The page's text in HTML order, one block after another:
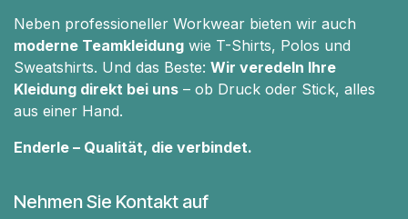
Neben professioneller Workwear bieten wir auch
moderne Teamkleidung wie T-Shirts, Polos und
Sweatshirts. Und das Beste: Wir veredeln Ihre
Kleidung direkt bei uns – ob Druck oder Stick, alles
aus einer Hand.
Enderle – Qualität, die verbindet.
Nehmen Sie Kontakt auf